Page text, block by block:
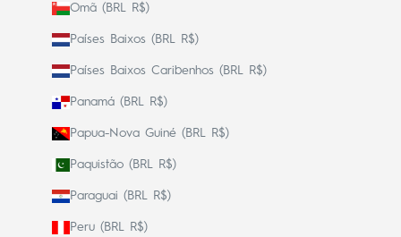
Omã (BRL R$)
Países Baixos (BRL R$)
Países Baixos Caribenhos (BRL R$)
Panamá (BRL R$)
Papua-Nova Guiné (BRL R$)
Paquistão (BRL R$)
Paraguai (BRL R$)
Peru (BRL R$)